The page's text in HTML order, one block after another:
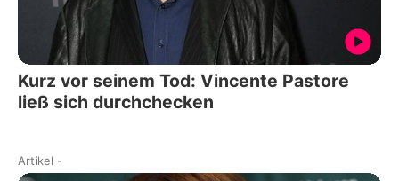
Kurz vor seinem Tod: Vincente Pastore
ließ sich durchchecken
Artikel -